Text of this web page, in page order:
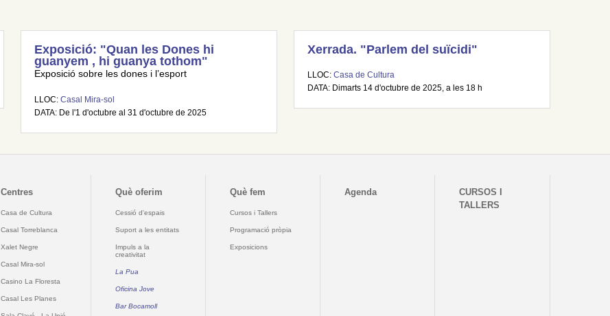
Exposició: "Quan les Dones hi
guanyem , hi guanya tothom"
Exposició sobre les dones i l’esport
LLOC: Casal Mira-sol
DATA: De l'1 d'octubre al 31 d'octubre de 2025
Xerrada. "Parlem del suïcidi"
LLOC: Casa de Cultura
DATA: Dimarts 14 d'octubre de 2025, a les 18 h
Centres
Casa de Cultura
Casal Torreblanca
Xalet Negre
Casal Mira-sol
Casino La Floresta
Casal Les Planes
Què oferim
Cessió d'espais
Suport a les entitats
Impuls a la
creativitat
La Pua
Oficina Jove
Bar Bocamoll
Què fem
Cursos i Tallers
Programació pròpia
Exposicions
Agenda
CURSOS I
TALLERS